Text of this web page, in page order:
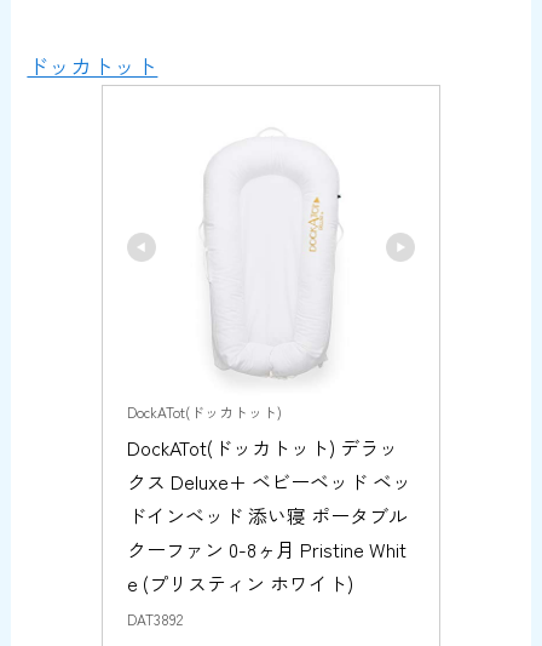
ドッカトット
DockATot(ドッカトット)
DockATot(ドッカトット) デラッ
クス Deluxe+ ベビーベッド ベッ
ドインベッド 添い寝 ポータブル
クーファン 0-8ヶ月 Pristine Whit
e (プリスティン ホワイト)
DAT3892